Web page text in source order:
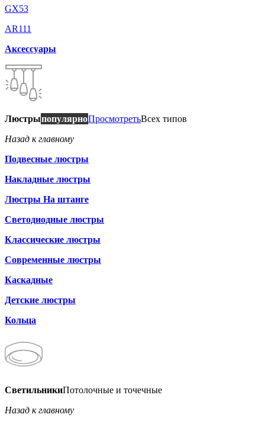
GX53
AR111
Аксессуары
ЛюстрыпопулярноПросмотретьВсех типов
Назад к главному
Подвесные люстры
Накладные люстры
Люстры На штанге
Светодиодные люстры
Классические люстры
Современные люстры
Каскадные
Детские люстры
Кольца
СветильникиПотолочные и точечные
Назад к главному